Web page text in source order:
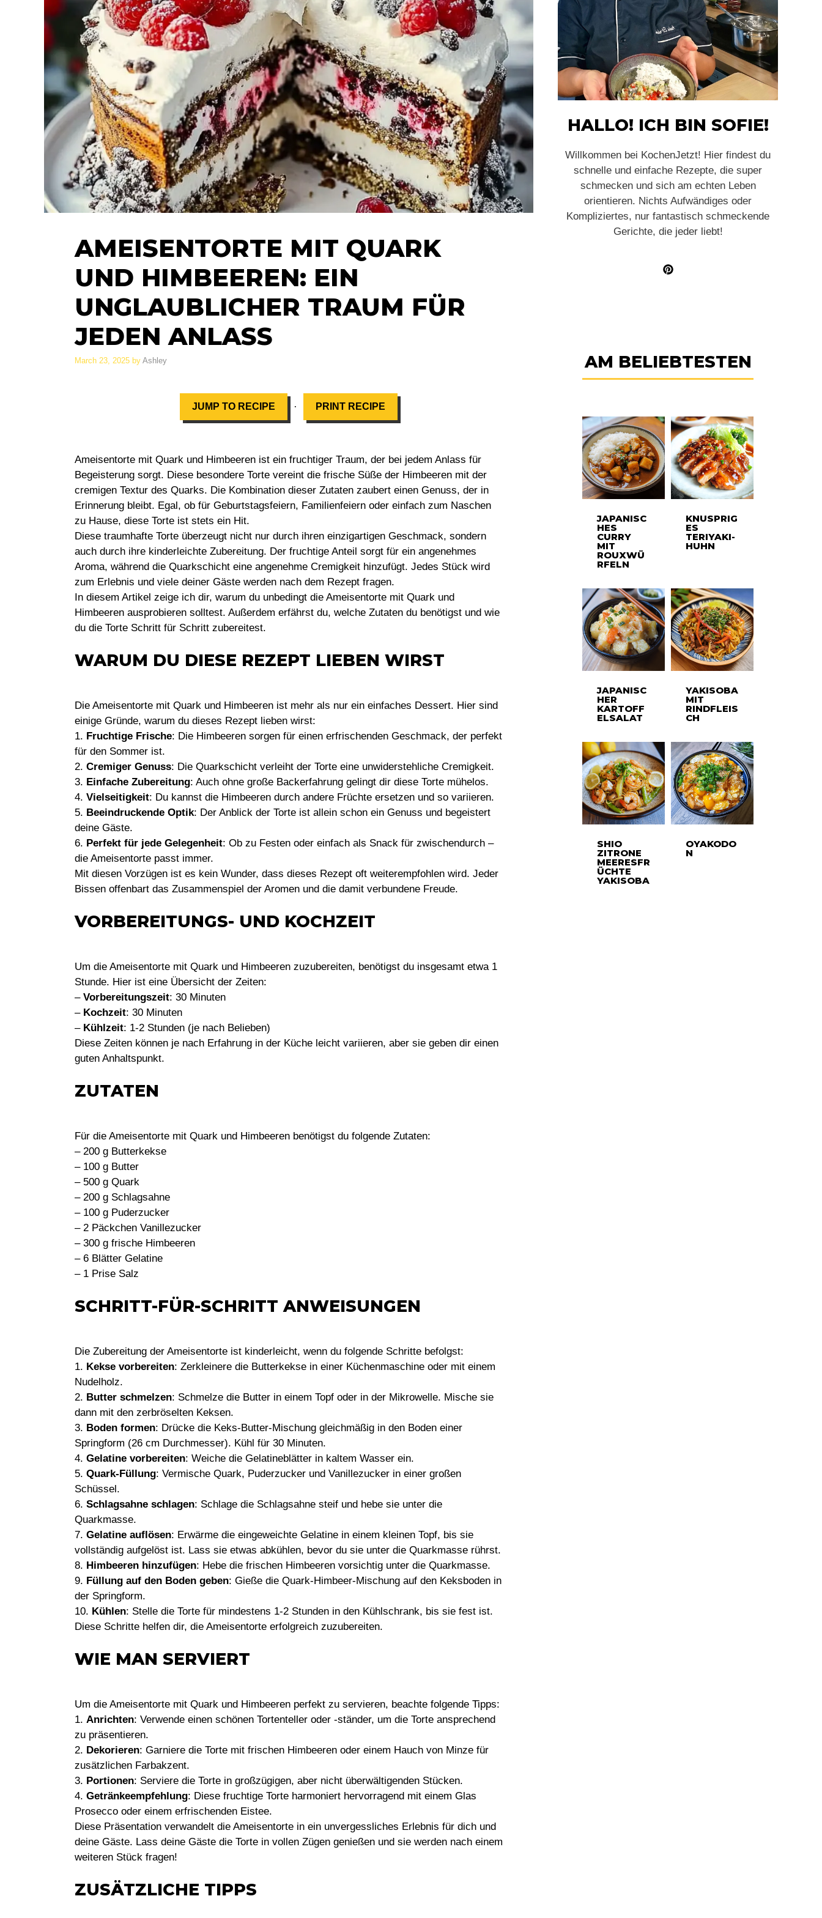
AMEISENTORTE MIT QUARK
UND HIMBEEREN: EIN
UNGLAUBLICHER TRAUM FÜR
JEDEN ANLASS
March 23, 2025 by Ashley
JUMP TO RECIPE · PRINT RECIPE
Ameisentorte mit Quark und Himbeeren ist ein fruchtiger Traum, der bei jedem Anlass für
Begeisterung sorgt. Diese besondere Torte vereint die frische Süße der Himbeeren mit der
cremigen Textur des Quarks. Die Kombination dieser Zutaten zaubert einen Genuss, der in
Erinnerung bleibt. Egal, ob für Geburtstagsfeiern, Familienfeiern oder einfach zum Naschen
zu Hause, diese Torte ist stets ein Hit.
Diese traumhafte Torte überzeugt nicht nur durch ihren einzigartigen Geschmack, sondern
auch durch ihre kinderleichte Zubereitung. Der fruchtige Anteil sorgt für ein angenehmes
Aroma, während die Quarkschicht eine angenehme Cremigkeit hinzufügt. Jedes Stück wird
zum Erlebnis und viele deiner Gäste werden nach dem Rezept fragen.
In diesem Artikel zeige ich dir, warum du unbedingt die Ameisentorte mit Quark und
Himbeeren ausprobieren solltest. Außerdem erfährst du, welche Zutaten du benötigst und wie
du die Torte Schritt für Schritt zubereitest.
WARUM DU DIESE REZEPT LIEBEN WIRST
Die Ameisentorte mit Quark und Himbeeren ist mehr als nur ein einfaches Dessert. Hier sind
einige Gründe, warum du dieses Rezept lieben wirst:
1. Fruchtige Frische: Die Himbeeren sorgen für einen erfrischenden Geschmack, der perfekt
für den Sommer ist.
2. Cremiger Genuss: Die Quarkschicht verleiht der Torte eine unwiderstehliche Cremigkeit.
3. Einfache Zubereitung: Auch ohne große Backerfahrung gelingt dir diese Torte mühelos.
4. Vielseitigkeit: Du kannst die Himbeeren durch andere Früchte ersetzen und so variieren.
5. Beeindruckende Optik: Der Anblick der Torte ist allein schon ein Genuss und begeistert
deine Gäste.
6. Perfekt für jede Gelegenheit: Ob zu Festen oder einfach als Snack für zwischendurch –
die Ameisentorte passt immer.
Mit diesen Vorzügen ist es kein Wunder, dass dieses Rezept oft weiterempfohlen wird. Jeder
Bissen offenbart das Zusammenspiel der Aromen und die damit verbundene Freude.
VORBEREITUNGS- UND KOCHZEIT
Um die Ameisentorte mit Quark und Himbeeren zuzubereiten, benötigst du insgesamt etwa 1
Stunde. Hier ist eine Übersicht der Zeiten:
– Vorbereitungszeit: 30 Minuten
– Kochzeit: 30 Minuten
– Kühlzeit: 1-2 Stunden (je nach Belieben)
Diese Zeiten können je nach Erfahrung in der Küche leicht variieren, aber sie geben dir einen
guten Anhaltspunkt.
ZUTATEN
Für die Ameisentorte mit Quark und Himbeeren benötigst du folgende Zutaten:
– 200 g Butterkekse
– 100 g Butter
– 500 g Quark
– 200 g Schlagsahne
– 100 g Puderzucker
– 2 Päckchen Vanillezucker
– 300 g frische Himbeeren
– 6 Blätter Gelatine
– 1 Prise Salz
SCHRITT-FÜR-SCHRITT ANWEISUNGEN
Die Zubereitung der Ameisentorte ist kinderleicht, wenn du folgende Schritte befolgst:
1. Kekse vorbereiten: Zerkleinere die Butterkekse in einer Küchenmaschine oder mit einem
Nudelholz.
2. Butter schmelzen: Schmelze die Butter in einem Topf oder in der Mikrowelle. Mische sie
dann mit den zerbröselten Keksen.
3. Boden formen: Drücke die Keks-Butter-Mischung gleichmäßig in den Boden einer
Springform (26 cm Durchmesser). Kühl für 30 Minuten.
4. Gelatine vorbereiten: Weiche die Gelatineblätter in kaltem Wasser ein.
5. Quark-Füllung: Vermische Quark, Puderzucker und Vanillezucker in einer großen
Schüssel.
6. Schlagsahne schlagen: Schlage die Schlagsahne steif und hebe sie unter die
Quarkmasse.
7. Gelatine auflösen: Erwärme die eingeweichte Gelatine in einem kleinen Topf, bis sie
vollständig aufgelöst ist. Lass sie etwas abkühlen, bevor du sie unter die Quarkmasse rührst.
8. Himbeeren hinzufügen: Hebe die frischen Himbeeren vorsichtig unter die Quarkmasse.
9. Füllung auf den Boden geben: Gieße die Quark-Himbeer-Mischung auf den Keksboden in
der Springform.
10. Kühlen: Stelle die Torte für mindestens 1-2 Stunden in den Kühlschrank, bis sie fest ist.
Diese Schritte helfen dir, die Ameisentorte erfolgreich zuzubereiten.
WIE MAN SERVIERT
Um die Ameisentorte mit Quark und Himbeeren perfekt zu servieren, beachte folgende Tipps:
1. Anrichten: Verwende einen schönen Tortenteller oder -ständer, um die Torte ansprechend
zu präsentieren.
2. Dekorieren: Garniere die Torte mit frischen Himbeeren oder einem Hauch von Minze für
zusätzlichen Farbakzent.
3. Portionen: Serviere die Torte in großzügigen, aber nicht überwältigenden Stücken.
4. Getränkeempfehlung: Diese fruchtige Torte harmoniert hervorragend mit einem Glas
Prosecco oder einem erfrischenden Eistee.
Diese Präsentation verwandelt die Ameisentorte in ein unvergessliches Erlebnis für dich und
deine Gäste. Lass deine Gäste die Torte in vollen Zügen genießen und sie werden nach einem
weiteren Stück fragen!
ZUSÄTZLICHE TIPPS
HALLO! ICH BIN SOFIE!
Willkommen bei KochenJetzt! Hier findest du
schnelle und einfache Rezepte, die super
schmecken und sich am echten Leben
orientieren. Nichts Aufwändiges oder
Kompliziertes, nur fantastisch schmeckende
Gerichte, die jeder liebt!
AM BELIEBTESTEN
JAPANISC
HES
CURRY
MIT
ROUXWÜ
RFELN
KNUSPRIG
ES
TERIYAKI-
HUHN
JAPANISC
HER
KARTOFF
ELSALAT
YAKISOBA
MIT
RINDFLEIS
CH
SHIO
ZITRONE
MEERESFR
ÜCHTE
YAKISOBA
OYAKODO
N